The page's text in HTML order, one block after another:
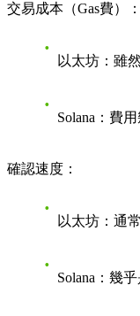
交易成本（Gas費）：
以太坊 ：雖
Solana ：費
確認速度：
以太坊 ：通
Solana ：幾